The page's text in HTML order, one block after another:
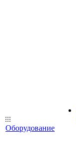
Оборудование